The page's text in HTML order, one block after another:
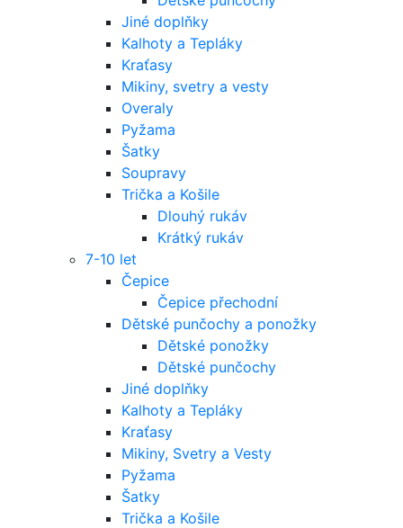
Jiné doplňky
Kalhoty a Tepláky
Kraťasy
Mikiny, svetry a vesty
Overaly
Pyžama
Šatky
Soupravy
Trička a Košile
Dlouhý rukáv
Krátký rukáv
7-10 let
Čepice
Čepice přechodní
Dětské punčochy a ponožky
Dětské ponožky
Dětské punčochy
Jiné doplňky
Kalhoty a Tepláky
Kraťasy
Mikiny, Svetry a Vesty
Pyžama
Šatky
Trička a Košile